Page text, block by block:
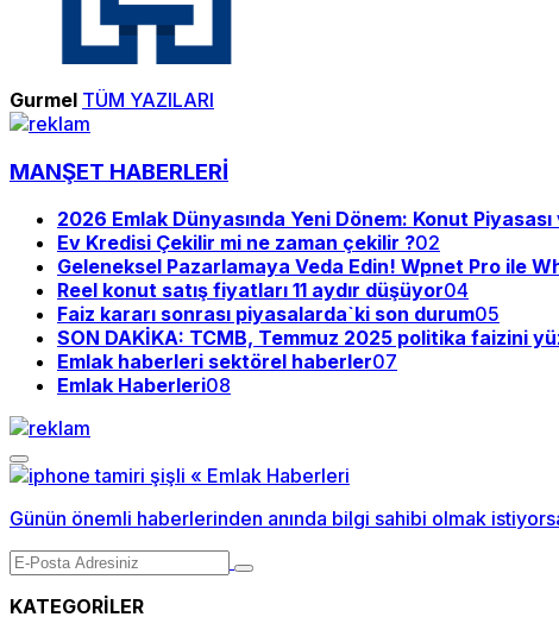
Gurmel TÜM YAZILARI
MANŞET HABERLERİ
2026 Emlak Dünyasında Yeni Dönem: Konut Piyasası
Ev Kredisi Çekilir mi ne zaman çekilir ?02
Geleneksel Pazarlamaya Veda Edin! Wpnet Pro ile
Reel konut satış fiyatları 11 aydır düşüyor04
Faiz kararı sonrası piyasalarda`ki son durum05
SON DAKİKA: TCMB, Temmuz 2025 politika faizini
Emlak haberleri sektörel haberler07
Emlak Haberleri08
Günün önemli haberlerinden anında bilgi sahibi olmak
KATEGORİLER